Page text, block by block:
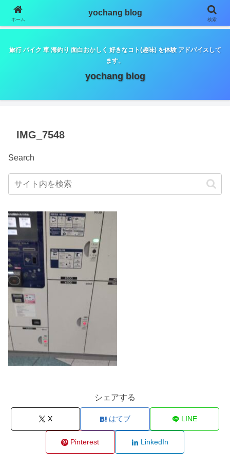
google.com, pub-5798179889932653, DIRECT,
f08c47fec0942fa0
旅行 バイク 車 海釣り 面白おかしく 好きなコト(趣味) を体験 アドバイスして
ます。
yochang blog
IMG_7548
Search
シェアする
X はてブ LINE
Pinterest LinkedIn
ホーム
yochang blog
検索